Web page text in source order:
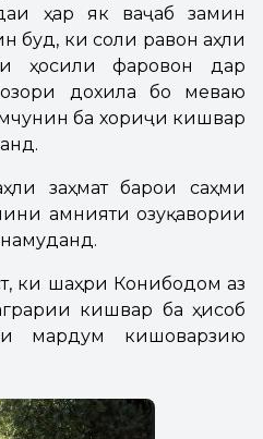
ҳар як ваҷаб замин
буд, ки соли равон аҳли
ҳосили фаровон дар
дохила бо меваю
ба хориҷи кишвар
заҳмат барои саҳми
амнияти озуқавории
ки шаҳри Конибодом аз
кишвар ба ҳисоб
мардум кишоварзию